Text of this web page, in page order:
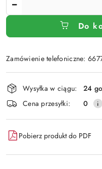
Do
Zamówienie telefoniczne:
Dostępność
i
dostawa
Wysyłka w ciągu:
24
Cena przesyłki:
0
Pobierz produkt do PDF